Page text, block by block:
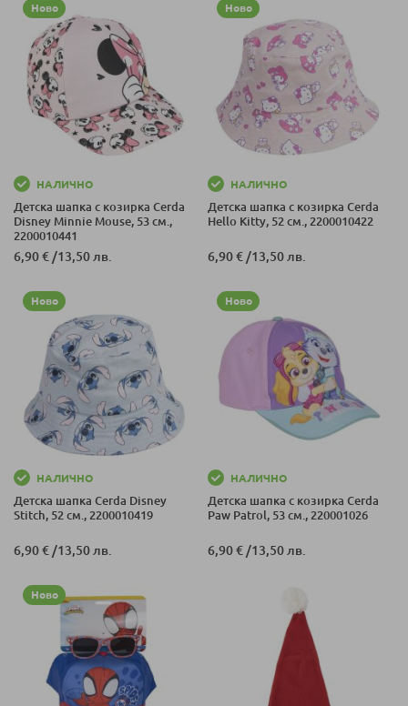
Ново
НАЛИЧНО
Детска шапка с козирка Cerda
Disney Minnie Mouse, 53 см.,
2200010441
6,90 €/13,50 лв.
Ново
НАЛИЧНО
Детска шапка с козирка Cerda
Hello Kitty, 52 см., 2200010422
6,90 €/13,50 лв.
Ново
НАЛИЧНО
Детска шапка Cerda Disney
Stitch, 52 см., 2200010419
6,90 €/13,50 лв.
Ново
НАЛИЧНО
Детска шапка с козирка Cerda
Paw Patrol, 53 см., 220001026
6,90 €/13,50 лв.
Ново